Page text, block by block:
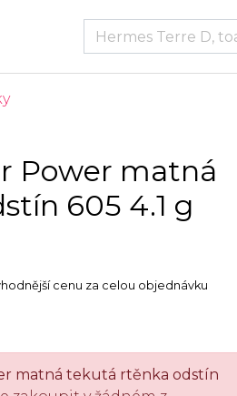
Power matná
605 4.1 g
cenu za celou objednávku
matná tekutá rtěnka odstín